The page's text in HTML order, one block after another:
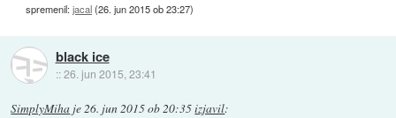
spremenil:jacal(26. jun 2015 ob 23:27)
black ice
::26. jun 2015, 23:41
SimplyMiha je26. jun 2015 ob 20:35izjavil: